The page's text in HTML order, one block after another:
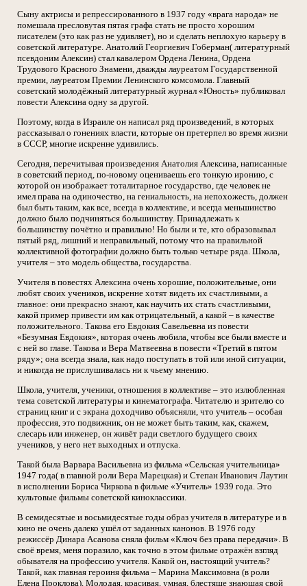
Сыну актрисы и репрессированного в 1937 году «врага народа» не
помешала пресловутая пятая графа стать не просто хорошим
писателем (это как раз не удивляет), но и сделать неплохую карьеру в
советской литературе. Анатолий Георгиевич Гоберман( литературный
псевдоним Алексин) стал кавалером Ордена Ленина, Ордена
Трудового Красного Знамени, дважды лауреатом Государственной
премии, лауреатом Премии Ленинского комсомола. Главный
советский молодёжный литературный журнал «Юность» публиковал
повести Алексина одну за другой.
Поэтому, когда в Израиле он написал ряд произведений, в которых
рассказывал о гонениях власти, которые он претерпел во время жизни
в СССР, многие искренне удивились.
Сегодня, перечитывая произведения Анатолия Алексина, написанные
в советский период, по-новому оцениваешь его тонкую иронию, с
которой он изображает тоталитарное государство, где человек не
имел права на одиночество, на гениальность, на непохожесть, должен
был быть таким, как все, всегда в коллективе, и всегда меньшинство
должно было подчиняться большинству. Принадлежать к
большинству почётно и правильно! Но были и те, кто образовывал
пятый ряд, лишний и неправильный, потому что на правильной
коллективной фотографии должно быть только четыре ряда. Школа,
учителя – это модель общества, государства.
Учителя в повестях Алексина очень хорошие, положительные, они
любят своих учеников, искренне хотят видеть их счастливыми, а
главное: они прекрасно знают, как научить их стать счастливыми,
какой пример привести им как отрицательный, а какой – в качестве
положительного. Такова его Евдокия Савельевна из повести
«Безумная Евдокия», которая очень любила, чтобы все были вместе и
с ней во главе. Такова и Вера Матвеевна в повести «Третий в пятом
ряду»; она всегда знала, как надо поступать в той или иной ситуации,
и никогда не прислушивалась ни к чьему мнению.
Школа, учителя, ученики, отношения в коллективе – это излюбленная
тема советской литературы и кинематографа. Читателю и зрителю со
страниц книг и с экрана доходчиво объясняли, что учитель – особая
профессия, это подвижник, он не может быть таким, как, скажем,
слесарь или инженер, он живёт ради светлого будущего своих
учеников, у него нет выходных и отпуска.
Такой была Варвара Васильевна из фильма «Сельская учительница»
1947 года( в главной роли Вера Марецкая) и Степан Иванович Лаутин
в исполнении Бориса Чиркова в фильме «Учитель» 1939 года. Это
культовые фильмы советской киноклассики.
В семидесятые и восьмидесятые годы образ учителя в литературе и в
кино не очень далеко ушёл от заданных канонов. В 1976 году
режиссёр Динара Асанова сняла фильм «Ключ без права передачи». В
своё время, меня поразило, как точно в этом фильме отражён взгляд
обывателя на профессию учителя. Какой он, настоящий учитель?
Такой, как главная героиня фильма – Марина Максимовна (в роли
Елена Проклова). Молодая, красивая, умная, блестяще знающая свой